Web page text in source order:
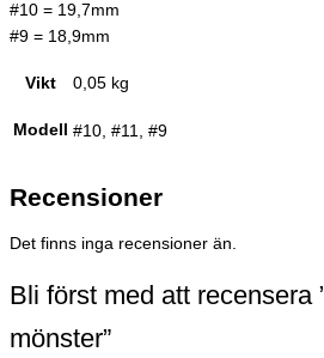
#10 = 19,7mm
#9 = 18,9mm
Vikt 0,05 kg
Modell #10, #11, #9
Recensioner
Det finns inga recensioner än.
Bli först med att recensera
mönster”